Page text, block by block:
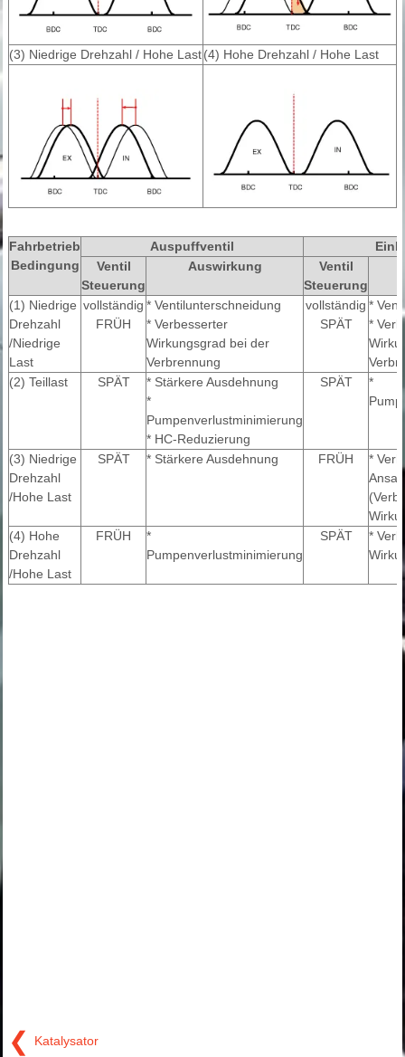
(3) Niedrige Drehzahl / Hohe Last(4) Hohe Drehzahl / Hohe Last
Fahrbetrieb
Bedingung
Auspuffventil
Ventil
Steuerung
Auswirkung
Ventil
Steuerung
(1) Niedrige
Drehzahl
/Niedrige
Last
vollständig
FRÜH
* Ventilunterschneidung
* Verbesserter
Wirkungsgrad bei der
Verbrennung
vollständig
SPÄT
*
*
(2) Teillast
SPÄT
* Stärkere Ausdehnung
*
Pumpenverlustminimierung
* HC-Reduzierung
SPÄT
*
(3) Niedrige
Drehzahl
/Hohe Last
SPÄT * Stärkere Ausdehnung FRÜH
*
(4) Hohe
Drehzahl
/Hohe Last
FRÜH
*
Pumpenverlustminimierung
SPÄT
*
❮ Katalysator